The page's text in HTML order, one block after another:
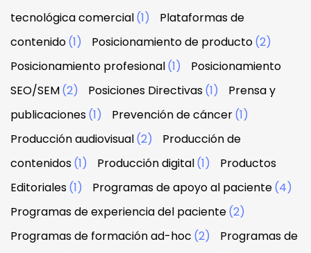
tecnológica comercial(1)
Plataformas de
contenido(1) Posicionamiento de producto(2)
Posicionamiento profesional(1)
Posicionamiento
SEO/SEM(2) Posiciones Directivas(1)
Prensa y
publicaciones(1) Prevención de cáncer(1)
Producción audiovisual(2)
Producción de
contenidos(1) Producción digital(1)
Productos
Editoriales(1) Programas de apoyo al paciente(4)
Programas de experiencia del paciente(2)
Programas de formación ad-hoc (2)
Programas de